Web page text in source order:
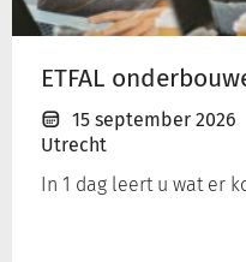
ETFAL
15 september 2026
Utrecht
In 1 dag leert u wat er